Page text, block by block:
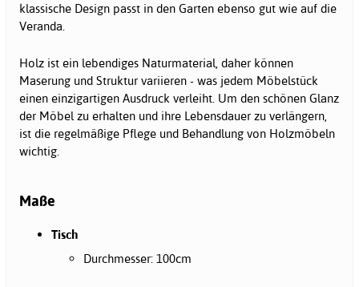
klassische Design passt in den Garten ebenso gut wie auf die
Veranda.
Holz ist ein lebendiges Naturmaterial, daher können
Maserung und Struktur variieren - was jedem Möbelstück
einen einzigartigen Ausdruck verleiht. Um den schönen Glanz
der Möbel zu erhalten und ihre Lebensdauer zu verlängern,
ist die regelmäßige Pflege und Behandlung von Holzmöbeln
wichtig.
Maße
Tisch
Durchmesser: 100cm